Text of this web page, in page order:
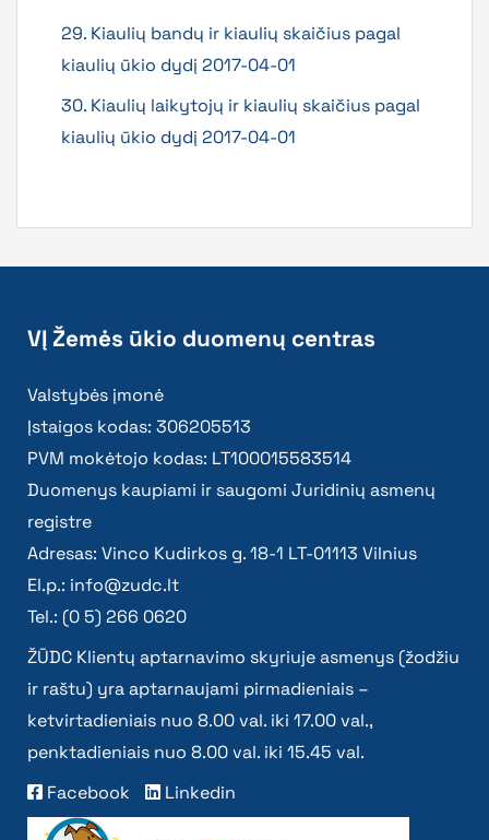
29. Kiaulių bandų ir kiaulių skaičius pagal
kiaulių ūkio dydį 2017-04-01
30. Kiaulių laikytojų ir kiaulių skaičius pagal
kiaulių ūkio dydį 2017-04-01
VĮ Žemės ūkio duomenų centras
Valstybės įmonė
Įstaigos kodas: 306205513
PVM mokėtojo kodas: LT100015583514
Duomenys kaupiami ir saugomi Juridinių asmenų
registre
Adresas: Vinco Kudirkos g. 18-1 LT-01113 Vilnius
El.p.: info@zudc.lt
Tel.: (0 5) 266 0620
ŽŪDC Klientų aptarnavimo skyriuje asmenys (žodžiu
ir raštu) yra aptarnaujami pirmadieniais –
ketvirtadieniais nuo 8.00 val. iki 17.00 val.,
penktadieniais nuo 8.00 val. iki 15.45 val.
Facebook
Linkedin